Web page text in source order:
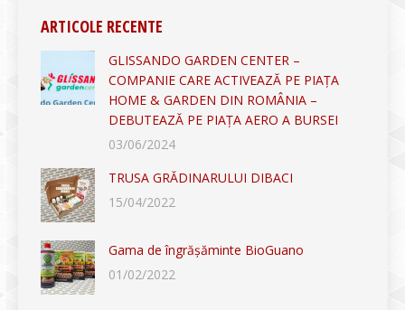
ARTICOLE RECENTE
GLISSANDO GARDEN CENTER –
COMPANIE CARE ACTIVEAZĂ PE PIAȚA
HOME & GARDEN DIN ROMÂNIA –
DEBUTEAZĂ PE PIAȚA AERO A BURSEI
03/06/2024
TRUSA GRĂDINARULUI DIBACI
15/04/2022
Gama de îngrășăminte BioGuano
01/02/2022